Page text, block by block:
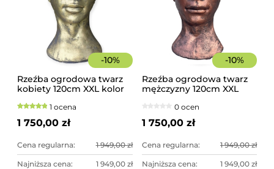
-10%
Rzeźba ogrodowa twarz
kobiety 120cm XXL kolor
imponująca dekoracja
ogrodowa
1 ocena
1 750,00 zł
Cena regularna: 1 949,00 zł
Najniższa cena: 1 949,00 zł
-10%
Rzeźba ogrodowa twarz
mężczyzny 120cm XXL
imponująca dekoracja
ogrodowa
0 ocen
1 750,00 zł
Cena regularna: 1 949,00 zł
Najniższa cena: 1 949,00 zł